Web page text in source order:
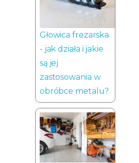
Głowica frezarska
- jak działa i jakie
są jej
zastosowania w
obróbce metalu?